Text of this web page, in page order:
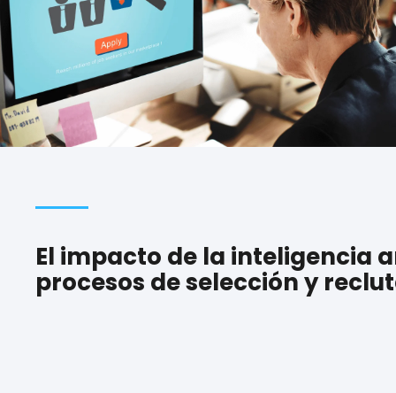
El impacto de la inteligencia
procesos de selección y